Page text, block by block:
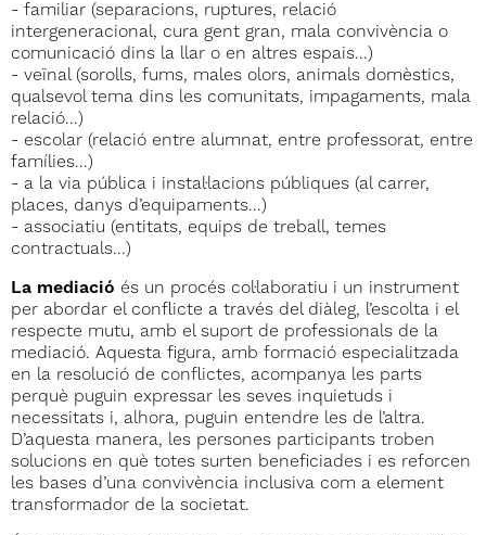
- familiar (separacions, ruptures, relació
intergeneracional, cura gent gran, mala convivència o
comunicació dins la llar o en altres espais...)
- veïnal (sorolls, fums, males olors, animals domèstics,
qualsevol tema dins les comunitats, impagaments, mala
relació...)
- escolar (relació entre alumnat, entre professorat, entre
famílies...)
- a la via pública i instal·lacions públiques (al carrer,
places, danys d’equipaments...)
- associatiu (entitats, equips de treball, temes
contractuals...)
La mediació és un procés col·laboratiu i un instrument
per abordar el conflicte a través del diàleg, l’escolta i el
respecte mutu, amb el suport de professionals de la
mediació. Aquesta figura, amb formació especialitzada
en la resolució de conflictes, acompanya les parts
perquè puguin expressar les seves inquietuds i
necessitats i, alhora, puguin entendre les de l’altra.
D’aquesta manera, les persones participants troben
solucions en què totes surten beneficiades i es reforcen
les bases d’una convivència inclusiva com a element
transformador de la societat.